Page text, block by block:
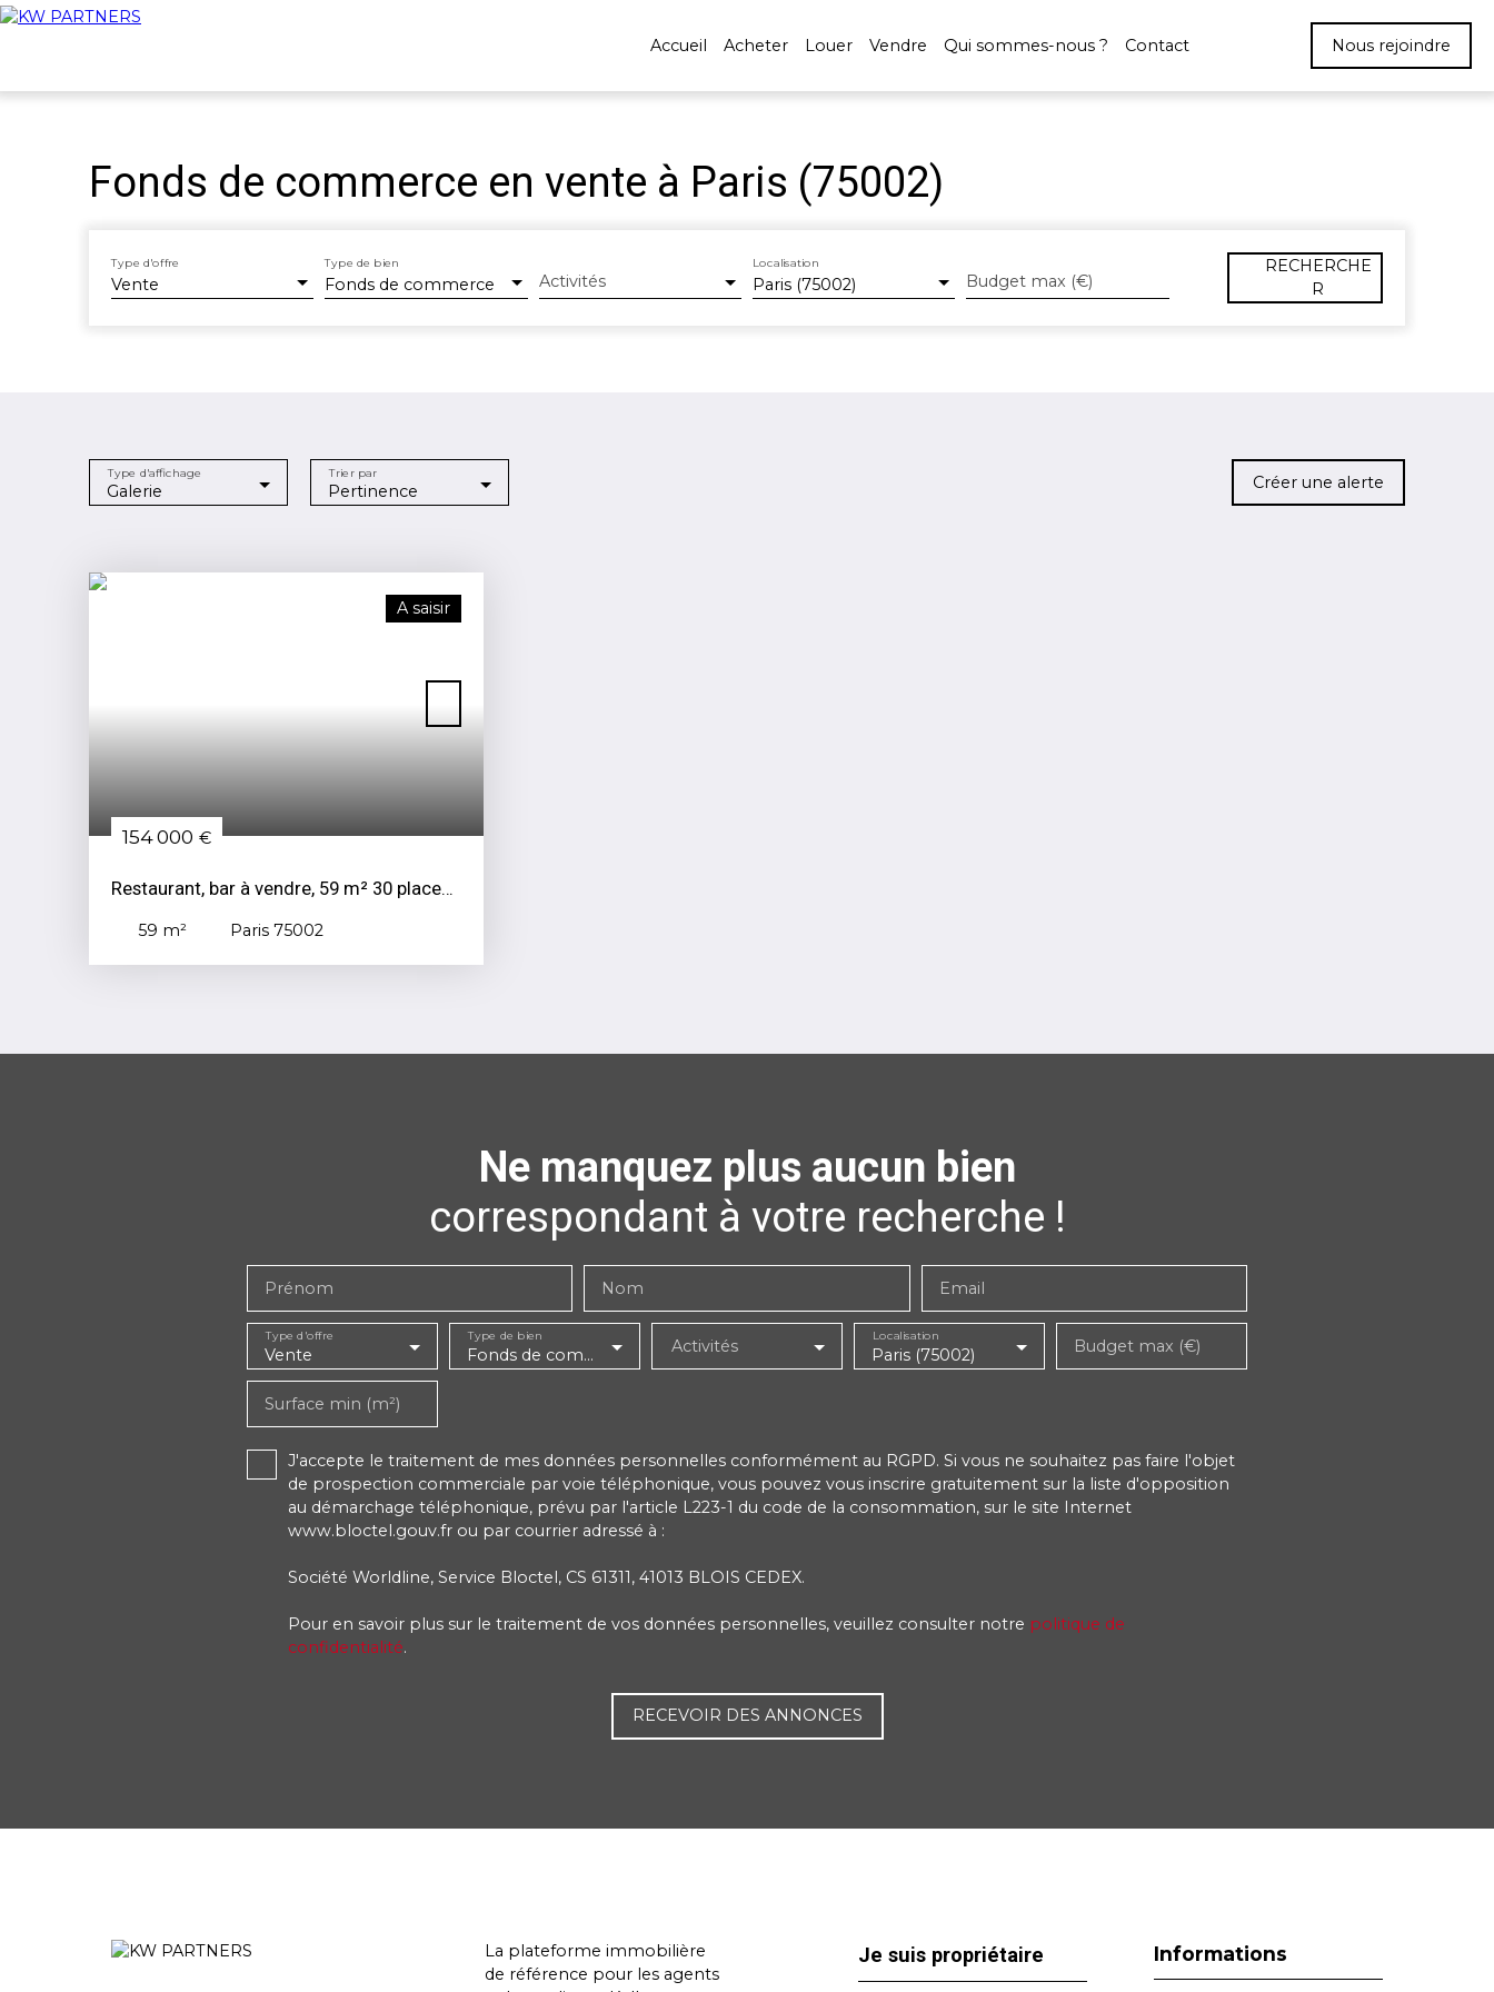
Accueil Acheter Louer Vendre Qui sommes-nous ? Contact Nous rejoindre
Fonds de commerce en vente à Paris (75002)
Vente
Type d'offre
Fonds de commerce
Type de bien
Activités Paris (75002)
Localisation
Budget max (€)
RECHERCHE
R
Galerie
Type d'affichage
Pertinence
Trier par Créer une alerte
A saisir
154 000 €
Restaurant, bar à vendre, 59 m² 30 places
59 m² Paris 75002
Ne manquez plus aucun bien
correspondant à votre recherche !
Prénom Nom Email
Vente
Type d'offre
Fonds de commerce
Type de bien Activités Paris (75002)
Localisation Budget max (€)
Surface min (m²)
J'accepte le traitement de mes données personnelles conformément au RGPD. Si vous ne souhaitez pas faire l'objet
de prospection commerciale par voie téléphonique, vous pouvez vous inscrire gratuitement sur la liste d'opposition
au démarchage téléphonique, prévu par l'article L223-1 du code de la consommation, sur le site Internet
www.bloctel.gouv.fr ou par courrier adressé à :
Société Worldline, Service Bloctel, CS 61311, 41013 BLOIS CEDEX.
Pour en savoir plus sur le traitement de vos données personnelles, veuillez consulter notre politique de
confidentialité.
RECEVOIR DES ANNONCES
La plateforme immobilière
de référence pour les agents
Je suis propriétaire Informations